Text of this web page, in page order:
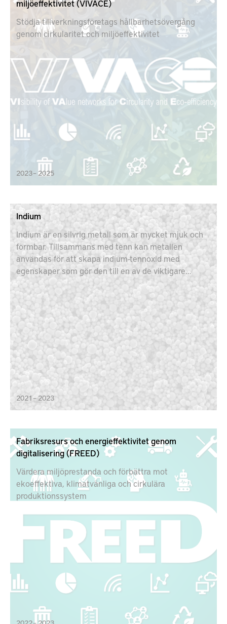
miljöeffektivitet (VIVACE)
Stödja tillverkningsföretags hållbarhetsövergång
genom cirkularitet och miljöeffektivitet
2023 – 2025
Indium
Indium är en silvrig metall som är mycket mjuk och
formbar. Tillsammans med tenn kan metallen
användas för att skapa indium-tennoxid med
egenskaper som gör den till en av de viktigare
komponenterna inom elektronikindustrin. Målet för
projektet är därför att bygga en återvinningsenhet i
en kontinuerlig produktion utan avfall.
2021 – 2023
Fabriksresurs och energieffektivitet genom
digitalisering (FREED)
Värdera miljöprestanda och förbättra mot
ekoeffektiva, klimatvänliga och cirkulära
produktionssystem